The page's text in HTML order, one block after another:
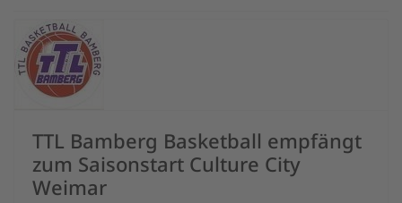
TTL Bamberg Basketball empfängt
zum Saisonstart Culture City
Weimar